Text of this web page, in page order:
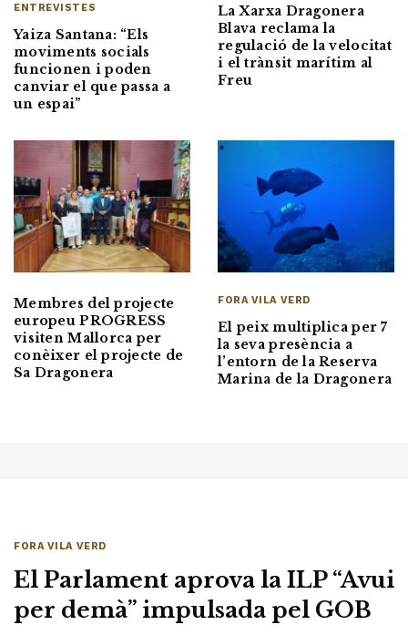
ENTREVISTES
Yaiza Santana: “Els
moviments socials
funcionen i poden
canviar el que passa a
un espai”
La Xarxa Dragonera
Blava reclama la
regulació de la velocitat
i el trànsit marítim al
Freu
Membres del projecte
europeu PROGRESS
visiten Mallorca per
conèixer el projecte de
Sa Dragonera
FORA VILA VERD
El peix multiplica per 7
la seva presència a
l’entorn de la Reserva
Marina de la Dragonera
FORA VILA VERD
El Parlament aprova la ILP “Avui
per demà” impulsada pel GOB